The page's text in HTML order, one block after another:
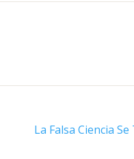
o
el
La Falsa Ciencia